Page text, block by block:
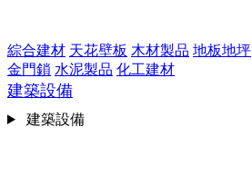
綜合建材 天花壁板 木材製品 地板地坪
金門鎖 水泥製品 化工建材
建築設備
建築設備